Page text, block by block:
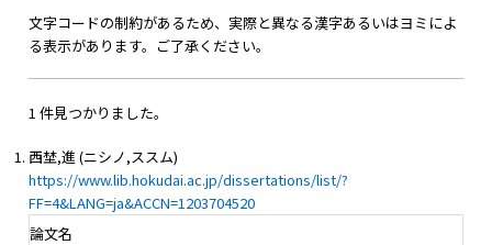
文字コードの制約があるため、実際と異なる漢字あるいはヨミによ
る表示があります。ご了承ください。
1 件見つかりました。
西埜,進 (ニシノ,ススム)
https://www.lib.hokudai.ac.jp/dissertations/list/?
FF=4&LANG=ja&ACCN=1203704520
論文名